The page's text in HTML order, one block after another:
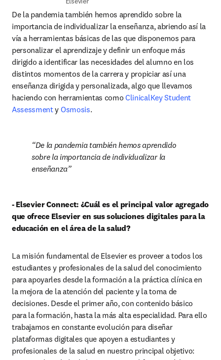
De la pandemia también hemos aprendido sobre la
importancia de individualizar la enseñanza, abriendo así la
vía a herramientas básicas de las que disponemos para
personalizar el aprendizaje y definir un enfoque más
dirigido a identificar las necesidades del alumno en los
distintos momentos de la carrera y propiciar así una
enseñanza dirigida y personalizada, algo que llevamos
haciendo con herramientas como ClinicalKey Student
Assessment y Osmosis.
De la pandemia también hemos aprendido
sobre la importancia de individualizar la
enseñanza
- Elsevier Connect: ¿Cuál es el principal valor agregado
que ofrece Elsevier en sus soluciones digitales para la
educación en el área de la salud?
La misión fundamental de Elsevier es proveer a todos los
estudiantes y profesionales de la salud del conocimiento
para apoyarles desde la formación a la práctica clínica en
la mejora de la atención del paciente y la toma de
decisiones. Desde el primer año, con contenido básico
para la formación, hasta la más alta especialidad. Para ello
trabajamos en constante evolución para diseñar
plataformas digitales que apoyen a estudiantes y
profesionales de la salud en nuestro principal objetivo: